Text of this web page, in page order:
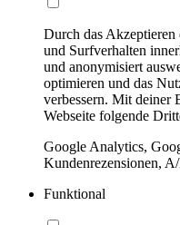
Durch das
und Surfverhalten
und anonymisiert
optimieren und das
verbessern. Mit deiner
Webseite folgende
Google Analytics,
Kundenrezensionen,
Funktional